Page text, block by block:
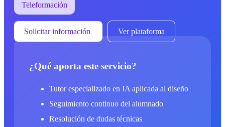
Teleformación
Solicitar información Ver plataforma
¿Qué aporta este servicio?
Tutor especializado en IA aplicada al diseño
Seguimiento continuo del alumnado
Resolución de dudas técnicas